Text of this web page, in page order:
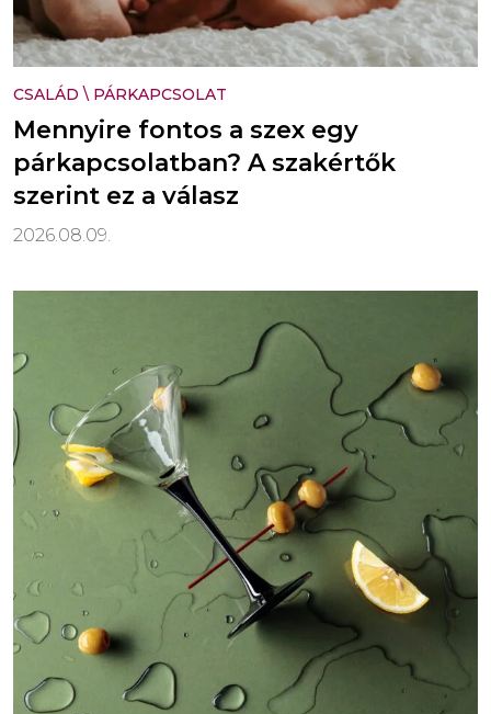
CSALÁD \ PÁRKAPCSOLAT
Mennyire fontos a szex egy
párkapcsolatban? A szakértők
szerint ez a válasz
2026.08.09.